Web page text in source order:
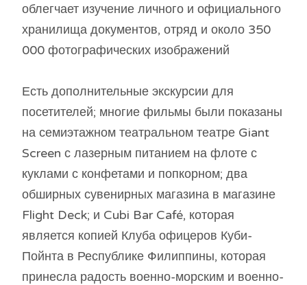
облегчает изучение личного и официального
хранилища документов, отряд и около 350
000 фотографических изображений
Есть дополнительные экскурсии для
посетителей; многие фильмы были показаны
на семиэтажном театральном театре Giant
Screen с лазерным питанием на флоте с
куклами с конфетами и попкорном; два
обширных сувенирных магазина в магазине
Flight Deck; и Cubi Bar Café, которая
является копией Клуба офицеров Куби-
Пойнта в Республике Филиппины, которая
принесла радость военно-морским и военно-